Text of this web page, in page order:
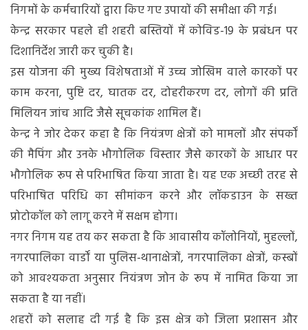
निगमों के कर्मचारियों द्वारा किए गए उपायों की समीक्षा की गई।
केन्‍द्र सरकार पहले ही शहरी बस्तियों में कोविड-19 के प्रबंधन पर
दिशानिर्देश जारी कर चुकी है।
इस योजना की मुख्य विशेषताओं में उच्च जोखिम वाले कारकों पर
काम करना, पुष्टि दर, घातक दर, दोहरीकरण दर, लोगों की प्रति
मिलियन जांच आदि जैसे सूचकांक शामिल हैं।
केन्‍द्र ने जोर देकर कहा है कि नियंत्रण क्षेत्रों को मामलों और संपर्कों
की मैपिंग और उनके भौगोलिक विस्‍तार जैसे कारकों के आधार पर
भौगोलिक रूप से परिभाषित किया जाता है। यह एक अच्छी तरह से
परिभाषित परिधि का सीमांकन करने और लॉकडाउन के सख्त
प्रोटोकॉल को लागू करने में सक्षम होगा।
नगर निगम यह तय कर सकता है कि आवासीय कॉलोनियों, मुहल्लों,
नगरपालिका वार्डों या पुलिस-थानाक्षेत्रों, नगरपालिका क्षेत्रों, कस्बों
को आवश्यकता अनुसार नियंत्रण जोन के रूप में नामित किया जा
सकता है या नहीं।
शहरों को सलाह दी गई है कि इस क्षेत्र को जिला प्रशासन और